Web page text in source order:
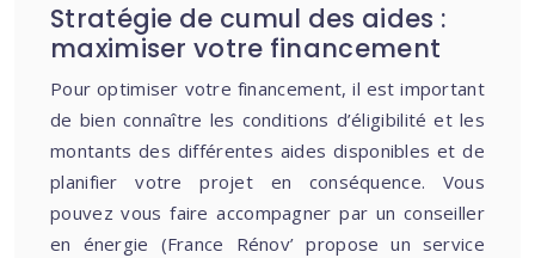
Stratégie de cumul des aides :
maximiser votre financement
Pour optimiser votre financement, il est important
de bien connaître les conditions d’éligibilité et les
montants des différentes aides disponibles et de
planifier votre projet en conséquence. Vous
pouvez vous faire accompagner par un conseiller
en énergie (France Rénov’ propose un service